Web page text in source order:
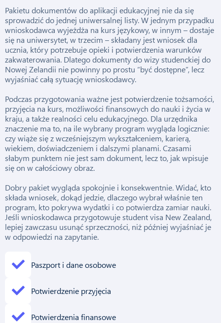
Pakietu dokumentów do aplikacji edukacyjnej nie da się
sprowadzić do jednej uniwersalnej listy. W jednym przypadku
wnioskodawca wyjeżdża na kurs językowy, w innym – dostaje
się na uniwersytet, w trzecim – składany jest wniosek dla
ucznia, który potrzebuje opieki i potwierdzenia warunków
zakwaterowania. Dlatego dokumenty do wizy studenckiej do
Nowej Zelandii nie powinny po prostu “być dostępne”, lecz
wyjaśniać całą sytuację wnioskodawcy.
Podczas przygotowania ważne jest potwierdzenie tożsamości,
przyjęcia na kurs, możliwości finansowych do nauki i życia w
kraju, a także realności celu edukacyjnego. Dla urzędnika
znaczenie ma to, na ile wybrany program wygląda logicznie:
czy wiąże się z wcześniejszym wykształceniem, karierą,
wiekiem, doświadczeniem i dalszymi planami. Czasami
słabym punktem nie jest sam dokument, lecz to, jak wpisuje
się on w całościowy obraz.
Dobry pakiet wygląda spokojnie i konsekwentnie. Widać, kto
składa wniosek, dokąd jedzie, dlaczego wybrał właśnie ten
program, kto pokrywa wydatki i co potwierdza zamiar nauki.
Jeśli wnioskodawca przygotowuje student visa New Zealand,
lepiej zawczasu usunąć sprzeczności, niż później wyjaśniać je
w odpowiedzi na zapytanie.
Paszport i dane osobowe
Potwierdzenie przyjęcia
Potwierdzenia finansowe